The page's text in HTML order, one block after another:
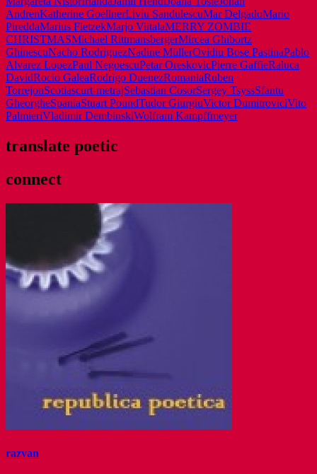
AndrenKatherine GoellnerLiviu SandulescuMar DelgadoMario
PireddaMarius FietzekMarjo ViitalaMERRY ZOMBIE
CHRISTMASMichael RittmansbergerMircea Ghibortz
GhinescuNacho RodriguezNadine MüllerOvidiu Bose PastinaPablo
Alvarez LopezPaul NegoescuPetar OreskovicPierre GaffieRaluca
DavidRocio GaleaRodrigo DuenezRomaniaRuben
TorrejonScotiascurt-metrajSebastian CosorSergey TsyssSfantu
GheorgheSpaniaStuart PoundTudor GiurgiuVictor DumitroviciVito
PalmieriVladimir DembinskiWolfram Kampffmeyer
translate poetic
connect
razvan